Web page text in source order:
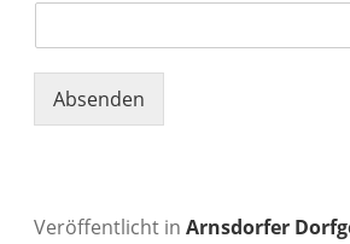
Absenden
Veröffentlicht in Arnsdorfer